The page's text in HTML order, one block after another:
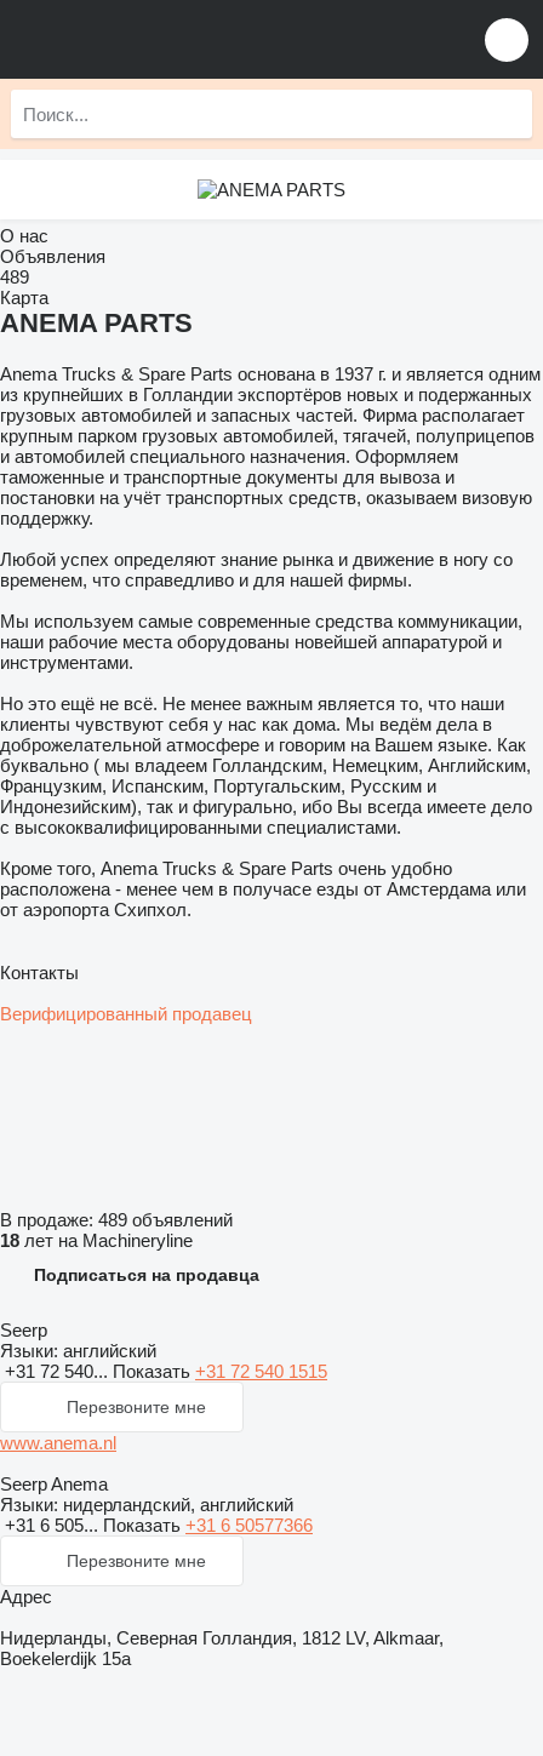
О нас
Объявления
489
Карта
ANEMA PARTS
Anema Trucks & Spare Parts основана в 1937 г. и является одним
из крупнейших в Голландии экспортёров новых и подержанных
грузовых автомобилей и запасных частей. Фирма располагает
крупным парком грузовых автомобилей, тягачей, полуприцепов
и автомобилей специального назначения. Оформляем
таможенные и транспортные документы для вывоза и
постановки на учёт транспортных средств, оказываем визовую
поддержку.
Любой успех определяют знание рынка и движение в ногу со
временем, что справедливо и для нашей фирмы.
Мы используем самые современные средства коммуникации,
наши рабочие места оборудованы новейшей аппаратурой и
инструментами.
Но это ещё не всё. Не менее важным является то, что наши
клиенты чувствуют себя у нас как дома. Мы ведём дела в
доброжелательной атмосфере и говорим на Вашем языке. Как
буквально ( мы владеем Голландским, Немецким, Английским,
Французким, Испанским, Португальским, Русским и
Индонезийским), так и фигурально, ибо Вы всегда имеете дело
с высококвалифицированными специалистами.
Кроме того, Anema Trucks & Spare Parts очень удобно
расположена - менее чем в получасе езды от Амстердама или
от аэропорта Схипхол.
Контакты
Верифицированный продавец
В продаже: 489 объявлений
18 лет на Machineryline
Подписаться на продавца
Seerp
Языки: английский
+31 72 540... Показать +31 72 540 1515
Перезвоните мне
www.anema.nl
Seerp Anema
Языки: нидерландский, английский
+31 6 505... Показать +31 6 50577366
Перезвоните мне
Адрес
Нидерланды, Северная Голландия, 1812 LV, Alkmaar,
Boekelerdijk 15a